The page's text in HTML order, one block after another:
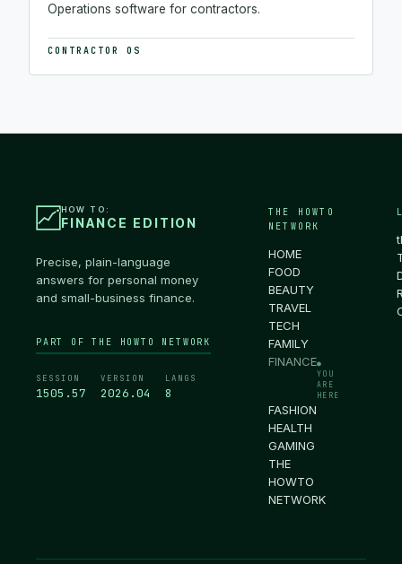
Operations software for contractors.
CONTRACTOR OS
HOW TO:
FINANCE EDITION
Precise, plain-language
answers for personal money
and small-business finance.
PART OF THE HOWTO NETWORK
SESSION
1505.58
VERSION
2026.04
LANGS
8
THE HOWTO
NETWORK
HOME
FOOD
BEAUTY
TRAVEL
TECH
FAMILY
FINANCE●
YOU
ARE
HERE
FASHION
HEALTH
GAMING
THE
HOWTO
NETWORK